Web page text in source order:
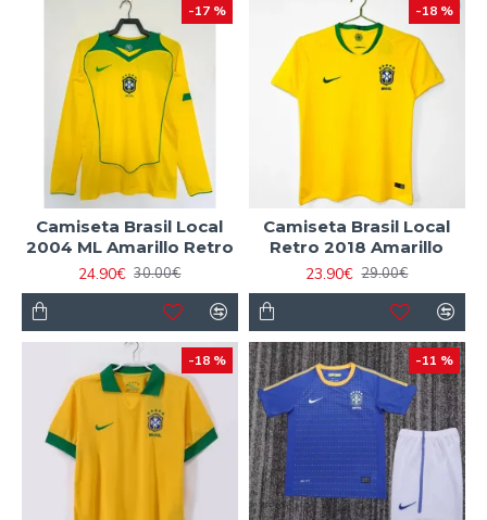
-17 %
Camiseta Brasil Local
2004 ML Amarillo Retro
24.90€ 30.00€
-18 %
Camiseta Brasil Local
Retro 2018 Amarillo
23.90€ 29.00€
-18 % -11 %